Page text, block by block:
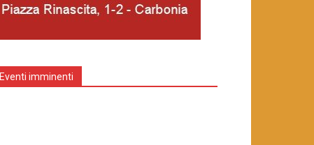
Eventi imminenti